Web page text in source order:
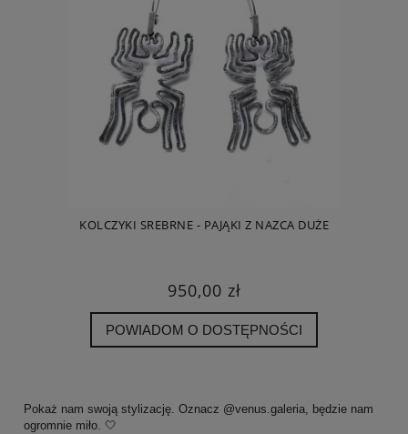
KOLCZYKI SREBRNE - PAJĄKI Z NAZCA DUŻE
950,00 zł
POWIADOM O DOSTĘPNOŚCI
Pokaż nam swoją stylizację. Oznacz @venus.galeria, będzie nam
ogromnie miło. 🤍